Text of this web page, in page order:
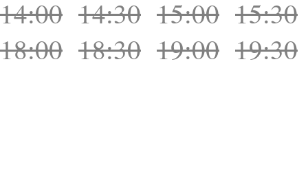
14:00 14:30 15:00 15:30
18:00 18:30 19:00 19:30